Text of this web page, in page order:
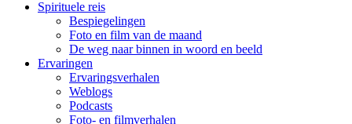
Spirituele reis
Bespiegelingen
Foto en film van de maand
De weg naar binnen in woord en beeld
Ervaringen
Ervaringsverhalen
Weblogs
Podcasts
Foto- en filmverhalen